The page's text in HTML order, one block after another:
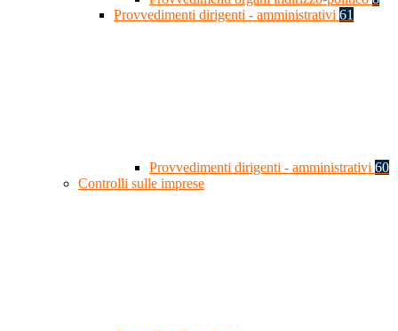
Provvedimenti dirigenti - amministrativi 61
Provvedimenti dirigenti - amministrativi 60
Controlli sulle imprese